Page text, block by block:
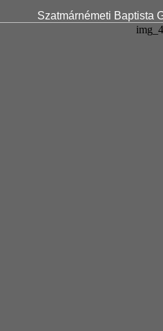
Szatmárnémeti Baptista